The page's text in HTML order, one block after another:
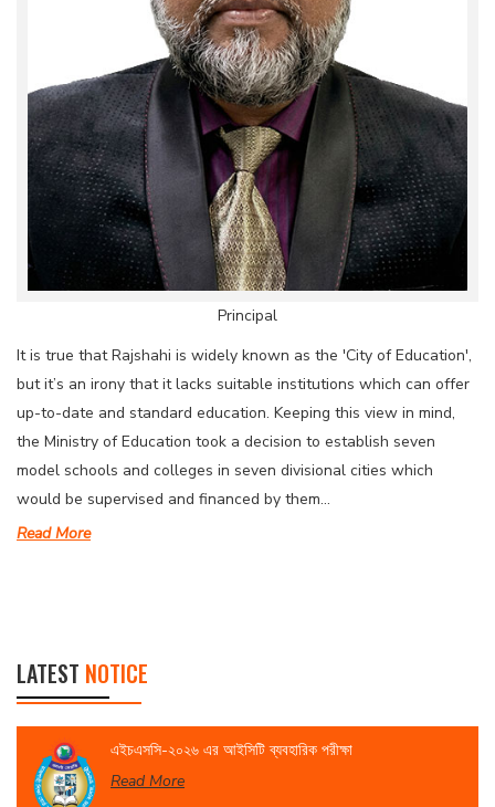
Principal
It is true that Rajshahi is widely known as the 'City of Education',
but it’s an irony that it lacks suitable institutions which can offer
up-to-date and standard education. Keeping this view in mind,
the Ministry of Education took a decision to establish seven
model schools and colleges in seven divisional cities which
would be supervised and financed by them...
Read More
LATEST NOTICE
এইচএসসি-২০২৬ এর আইসিটি ব্যবহারিক পরীক্ষা
Read More